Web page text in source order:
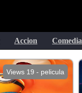
Accion Comedia
Views 19 - pelicula